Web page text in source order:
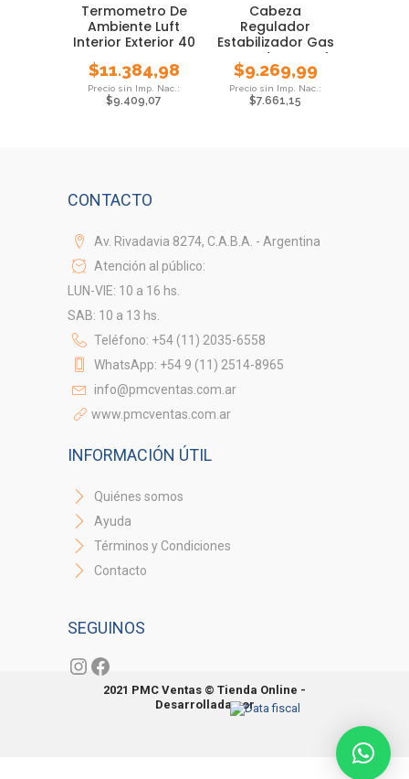
Termometro De
Ambiente Luft
Interior Exterior 40
$11.384,98
$9.409,07
Cabeza
Regulador
Estabilizador Gas
Envasado Garrafa
10 Kg
$9.269,99
$7.661,15
CONTACTO
Av. Rivadavia 8274, C.A.B.A. - Argentina
Atención al público:
LUN-VIE: 10 a 16 hs.
SAB: 10 a 13 hs.
Teléfono: +54 (11) 2035-6558
WhatsApp: +54 9 (11) 2514-8965
info@pmcventas.com.ar
www.pmcventas.com.ar
INFORMACIÓN ÚTIL
Quiénes somos
Ayuda
Términos y Condiciones
Contacto
SEGUINOS
Instagram
Facebook
2021 PMC Ventas © Tienda Online -
Desarrollada por